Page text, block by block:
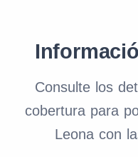
Consulte los
cobertura para
Leona con